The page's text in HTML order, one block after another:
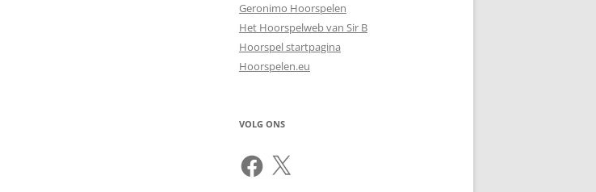
Geronimo Hoorspelen
Het Hoorspelweb van Sir B
Hoorspel startpagina
Hoorspelen.eu
VOLG ONS
Facebook
X